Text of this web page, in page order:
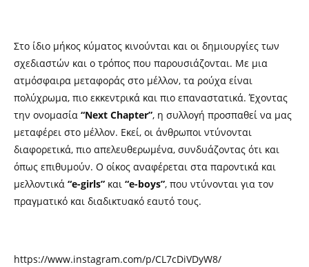
Στο ίδιο μήκος κύματος κινούνται και οι δημιουργίες των
σχεδιαστών και ο τρόπος που παρουσιάζονται. Με μια
ατμόσφαιρα μεταφοράς στο μέλλον, τα ρούχα είναι
πολύχρωμα, πιο εκκεντρικά και πιο επαναστατικά. Έχοντας
την ονομασία “Next Chapter”, η συλλογή προσπαθεί να μας
μεταφέρει στο μέλλον. Εκεί, οι άνθρωποι ντύνονται
διαφορετικά, πιο απελευθερωμένα, συνδυάζοντας ότι και
όπως επιθυμούν. Ο οίκος αναφέρεται στα παροντικά και
μελλοντικά “e-girls” και “e-boys”, που ντύνονται για τον
πραγματικό και διαδικτυακό εαυτό τους.
https://www.instagram.com/p/CL7cDiVDyW8/